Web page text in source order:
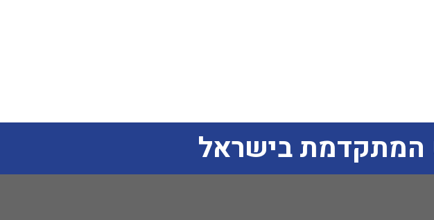
המתקדמת בישראל